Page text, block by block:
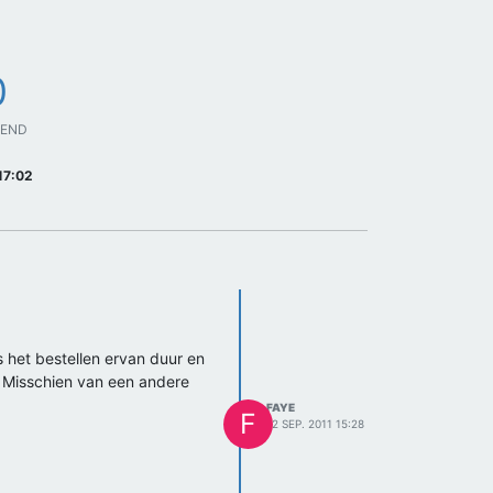
het bestellen ervan duur en
van een andere
F
FAYE
12 SEP. 2011 15:28